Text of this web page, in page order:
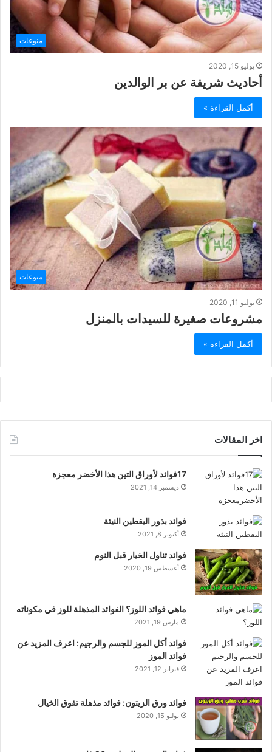
منوعات
يوليو 15, 2020
أحاديث شريفة عن بر الوالدين
أكمل القراءة »
منوعات
يوليو 11, 2020
مشروعات صغيرة للسيدات بالمنزل
أكمل القراءة »
اخر المقالات
17فوائد لأوراق التين هذا الأخضر معجزة
ديسمبر 14, 2021
فوائد بذور اليقطين النيئة
أكتوبر 8, 2021
فوائد تناول الخيار قبل النوم
أغسطس 19, 2020
ماهي فوائد اللوز؟ الفوائد المذهلة للوز في مكوناته
مارس 19, 2021
فوائد أكل الموز للجسم والرجيم: اعرف المزيد عن
فوائد الموز
فبراير 12, 2021
فوائد ورق الزيتون: فوائد مذهلة تفوق الخيال
يوليو 15, 2020